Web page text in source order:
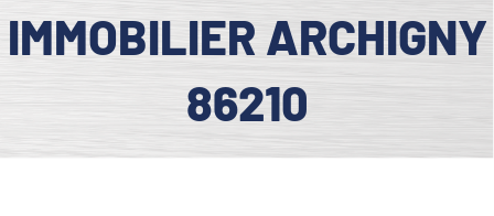
IMMOBILIER ARCHIGNY
86210